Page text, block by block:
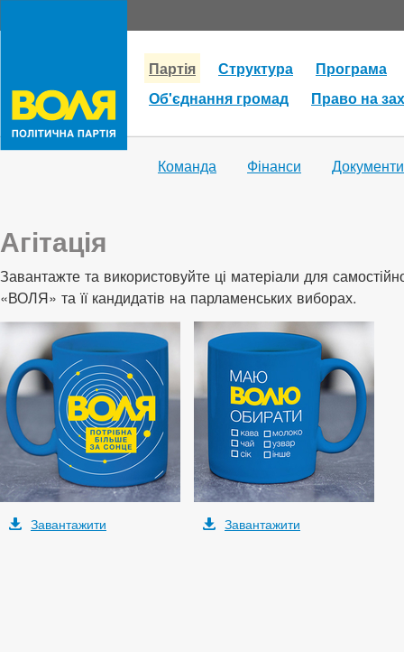
Партія Структура
Програма
Об'єднання громад
Право на
Команда Фінанси Документи
Агітація
Завантажте та використовуйте ці матеріали для
«ВОЛЯ» та її кандидатів на парламенських виборах.
Завантажити Завантажити